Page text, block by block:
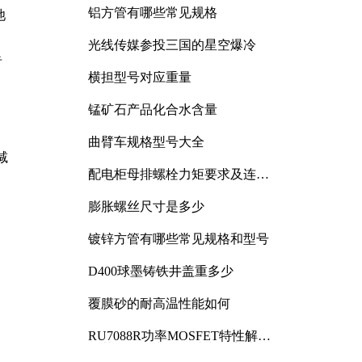
铝方管有哪些常见规格
光线传媒参投三国的星空爆冷
横担型号对应重量
锰矿石产品化合水含量
曲臂车规格型号大全
配电柜母排螺栓力矩要求及连接
膨胀螺丝尺寸是多少
镀锌方管有哪些常见规格和型号
D400球墨铸铁井盖重多少
覆膜砂的耐高温性能如何
RU7088R功率MOSFET特性解析